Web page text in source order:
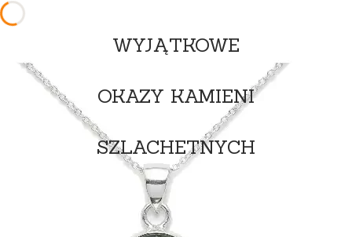
WYJĄTKOWE
OKAZY KAMIENI
SZLACHETNYCH